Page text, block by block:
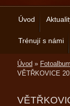
Úvod
Trénují s námi
Úvod » Fotoalbum
VĚTŘKOVICE